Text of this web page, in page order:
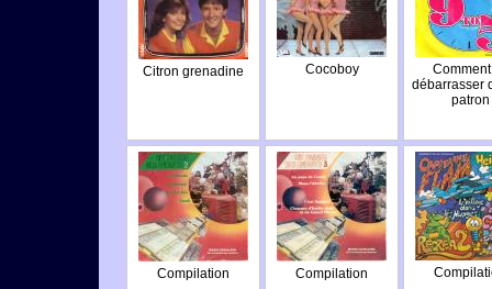
Citron grenadine Cocoboy
débarrasser
patron
Compilation Compilation